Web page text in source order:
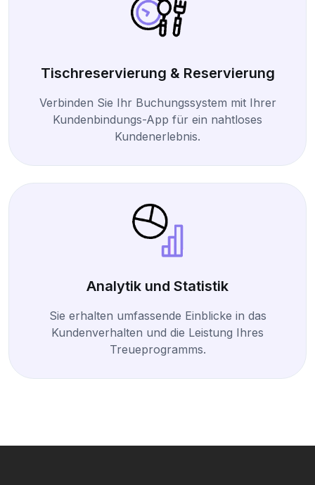
Tischreservierung & Reservierung
Verbinden Sie Ihr Buchungssystem mit Ihrer
Kundenbindungs-App für ein nahtloses
Kundenerlebnis.
Analytik und Statistik
Sie erhalten umfassende Einblicke in das
Kundenverhalten und die Leistung Ihres
Treueprogramms.